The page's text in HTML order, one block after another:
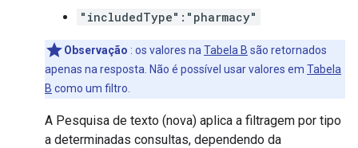
"includedType":"pharmacy"
Observação : os valores na Tabela B são retornados
apenas na resposta. Não é possível usar valores em Tabela
B como um filtro.
A Pesquisa de texto (nova) aplica a filtragem por tipo
a determinadas consultas, dependendo da